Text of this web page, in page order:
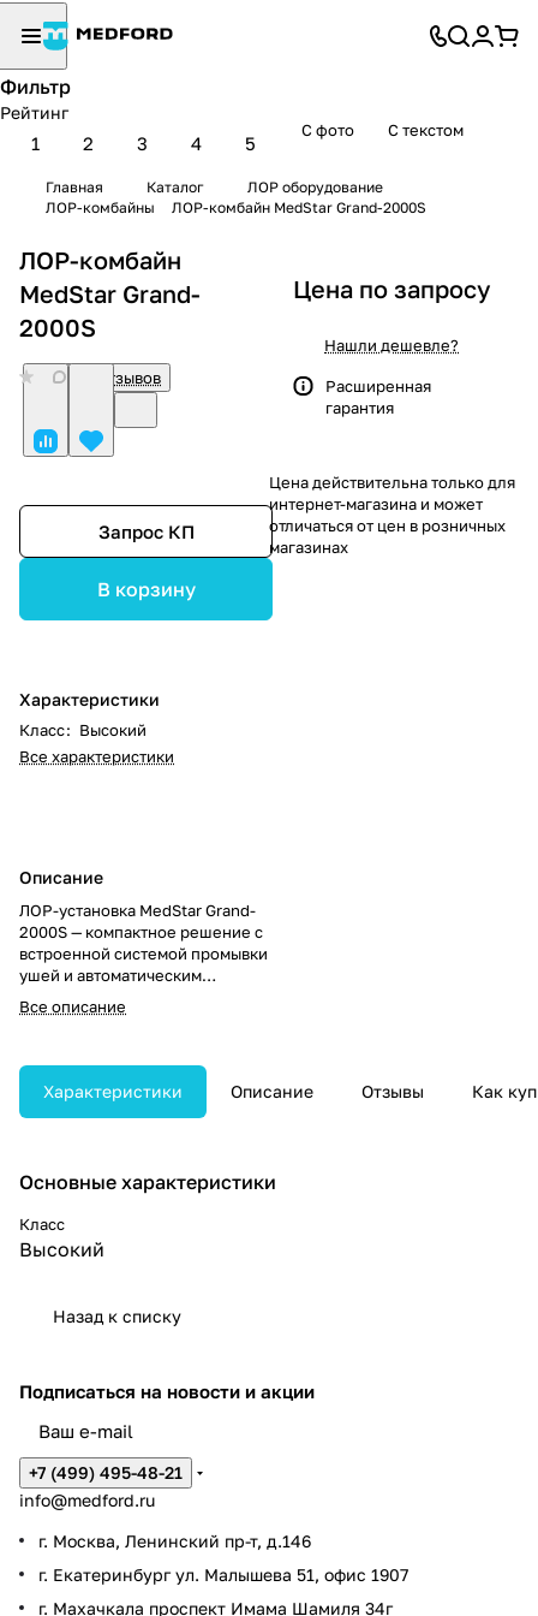
Фильтр
Рейтинг
1 2 3 4 5
С фото С текстом
Главная Каталог
ЛОР оборудование
ЛОР-комбайны
ЛОР-комбайн MedStar Grand-2000S
ЛОР-комбайн
MedStar Grand-
2000S
Нет отзывов
Запрос КП
В корзину
Характеристики
Класс: Высокий
Все характеристики
Описание
ЛОР-установка MedStar Grand-
2000S — компактное решение с
встроенной системой промывки
ушей и автоматическим
дренажем. Обеспечивает
высокое качество и удобство
Все описание
Цена по запросу
Нашли дешевле?
Расширенная
гарантия
Цена действительна только для
интернет-магазина и может
отличаться от цен в розничных
магазинах
Характеристики Описание Отзывы Как
Основные характеристики
Класс
Высокий
Назад к списку
Подписаться на новости и акции
+7 (499) 495-48-21
info@medford.ru
г. Москва, Ленинский пр-т, д.146
г. Екатеринбург ул. Малышева 51, офис 1907
г. Махачкала проспект Имама Шамиля 34г